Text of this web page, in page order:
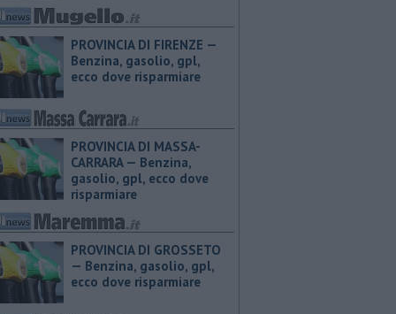
PROVINCIA DI FIRENZE — ​
Benzina, gasolio, gpl,
ecco dove risparmiare
PROVINCIA DI MASSA-
CARRARA — ​Benzina,
gasolio, gpl, ecco dove
risparmiare
PROVINCIA DI GROSSETO
— ​Benzina, gasolio, gpl,
ecco dove risparmiare